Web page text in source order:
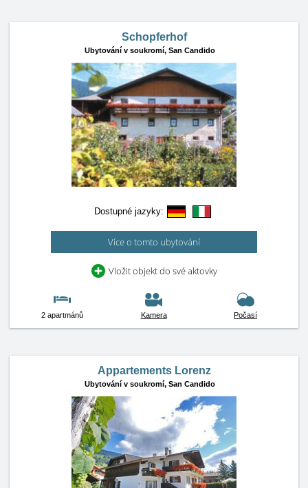
Schopferhof
Ubytování v soukromí, San Candido
Dostupné jazyky:
Více o tomto ubytování
Vložit objekt do své aktovky
2 apartmánů Kamera Počasí
Appartements Lorenz
Ubytování v soukromí, San Candido